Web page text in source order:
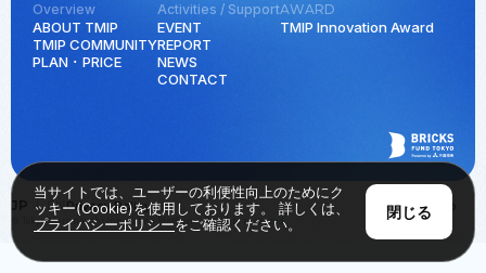
Overview
ABOUT TMIP
TMIP COMMUNITY
PLAN ･ PRICE
Activities / Support
EVENT
REPORT
NEWS
CONTACT
AWARD
TMIP Innovation Award
JP ENPrivacy Policy
© Tokyo Marunouchi Innovation Platform all rights reserved.
Back to Top
当サイトでは、ユーザーの利便性向上のためにク
ッキー(Cookie)を使用しております。 詳しくは、
プライバシーポリシーをご確認ください。
閉じる